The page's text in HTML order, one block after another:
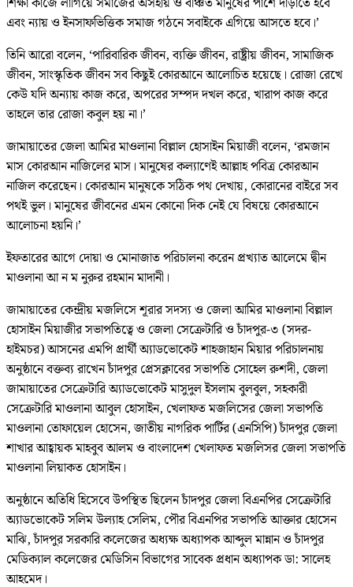
এবং ন্যায় ও ইনসাফভিত্তিক সমাজ গঠনে সবাইকে এগিয়ে আসতে হবে।’
তিনি আরো বলেন, ‘পারিবারিক জীবন, ব্যক্তি জীবন, রাষ্ট্রীয় জীবন, সামাজিক
জীবন, সাংস্কৃতিক জীবন সব কিছুই কোরআনে আলোচিত হয়েছে। রোজা রেখে
কেউ যদি অন্যায় কাজ করে, অপরের সম্পদ দখল করে, খারাপ কাজ করে
তাহলে তার রোজা কবুল হয় না।’
জামায়াতের জেলা আমির মাওলানা বিল্লাল হোসাইন মিয়াজী বলেন, ‘রমজান
মাস কোরআন নাজিলের মাস। মানুষের কল্যাণেই আল্লাহ পবিত্র কোরআন
নাজিল করেছেন। কোরআন মানুষকে সঠিক পথ দেখায়, কোরানের বাইরে সব
পথই ভুল। মানুষের জীবনের এমন কোনো দিক নেই যে বিষয়ে কোরআনে
আলোচনা হয়নি।’
ইফতারের আগে দোয়া ও মোনাজাত পরিচালনা করেন প্রখ্যাত আলেমে দ্বীন
মাওলানা আ ন ম নুরুর রহমান মাদানী।
জামায়াতের কেন্দ্রীয় মজলিসে শূরার সদস্য ও জেলা আমির মাওলানা বিল্লাল
হোসাইন মিয়াজীর সভাপতিত্বে ও জেলা সেক্রেটারি ও চাঁদপুর-৩ (সদর-
হাইমচর) আসনের এমপি প্রার্থী অ্যাডভোকেট শাহজাহান মিয়ার পরিচালনায়
অনুষ্ঠানে বক্তব্য রাখেন চাঁদপুর প্রেসক্লাবের সভাপতি সোহেল রুশদী, জেলা
জামায়াতের সেক্রেটারি অ্যাডভোকেট মাসুদুল ইসলাম বুলবুল, সহকারী
সেক্রেটারি মাওলানা আবুল হোসাইন, খেলাফত মজলিসের জেলা সভাপতি
মাওলানা তোফায়েল হোসেন, জাতীয় নাগরিক পার্টির (এনসিপি) চাঁদপুর জেলা
শাখার আহ্বায়ক মাহবুব আলম ও বাংলাদেশ খেলাফত মজলিসর জেলা সভাপতি
মাওলানা লিয়াকত হোসাইন।
অনুষ্ঠানে অতিধি হিসেবে উপস্থিত ছিলেন চাঁদপুর জেলা বিএনপির সেক্রেটারি
অ্যাডভোকেট সলিম উল্যাহ সেলিম, পৌর বিএনপির সভাপতি আক্তার হোসেন
মাঝি, চাঁদপুর সরকারি কলেজের অধ্যক্ষ অধ্যাপক আব্দুল মান্নান ও চাঁদপুর
মেডিক্যাল কলেজের মেডিসিন বিভাগের সাবেক প্রধান অধ্যাপক ডা: সালেহ
আহমেদ।